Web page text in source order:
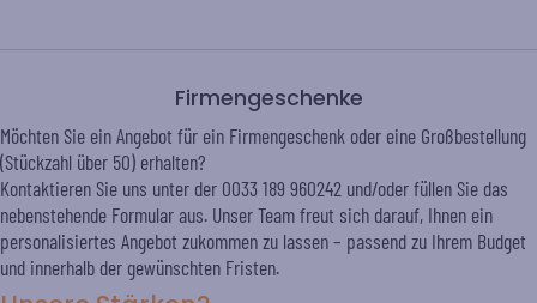
Firmengeschenke
Möchten Sie ein Angebot für ein Firmengeschenk oder eine Großbestellung
(Stückzahl über 50) erhalten?
Kontaktieren Sie uns unter der 0033 189 960242 und/oder füllen Sie das
nebenstehende Formular aus. Unser Team freut sich darauf, Ihnen ein
personalisiertes Angebot zukommen zu lassen – passend zu Ihrem Budget
und innerhalb der gewünschten Fristen.